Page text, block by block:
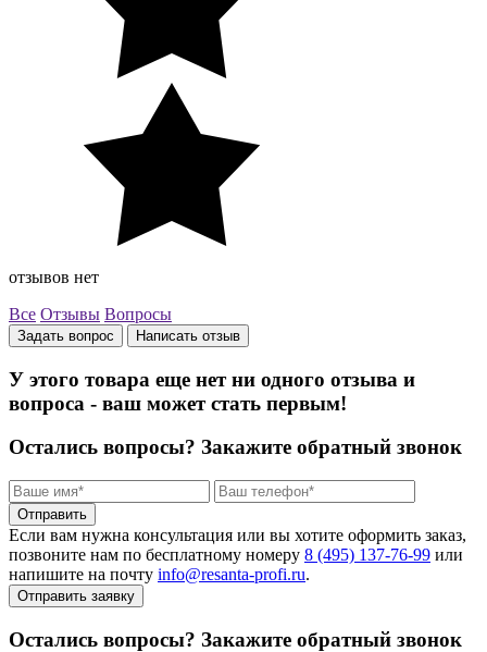
отзывов нет
Все Отзывы Вопросы
Задать вопрос Написать отзыв
У этого товара еще нет ни одного отзыва и
вопроса - ваш может стать первым!
Остались вопросы? Закажите обратный звонок
Отправить
Если вам нужна консультация или вы хотите оформить заказ,
позвоните нам по бесплатному номеру 8 (495) 137‑76‑99 или
напишите на почту info@resanta‑profi.ru.
Отправить заявку
Остались вопросы? Закажите обратный звонок